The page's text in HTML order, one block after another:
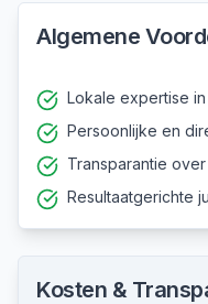
Algemene
Lokale expertise
Persoonlijke en
Transparantie
Resultaatgerichte
Kosten &